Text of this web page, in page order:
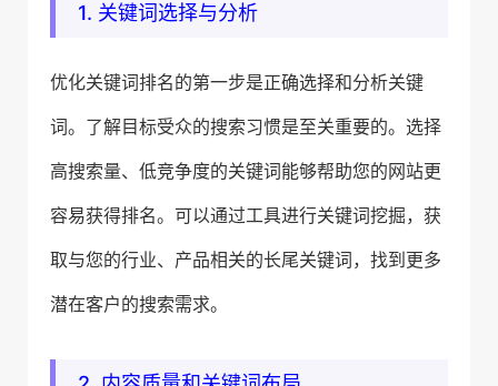
1. 关键词选择与分析
优化关键词排名的第一步是正确选择和分析关键
词。了解目标受众的搜索习惯是至关重要的。选择
高搜索量、低竞争度的关键词能够帮助您的网站更
容易获得排名。可以通过工具进行关键词挖掘，获
取与您的行业、产品相关的长尾关键词，找到更多
潜在客户的搜索需求。